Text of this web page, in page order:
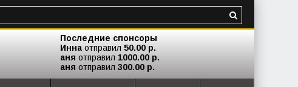
Последние спонсоры
Инна отправил 50.00 р.
аня отправил 1000.00 р.
аня отправил 300.00 р.